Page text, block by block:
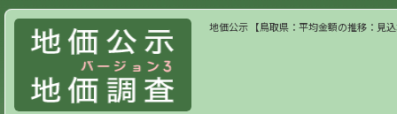
地価公示 【鳥取県：平均金額の推移：見